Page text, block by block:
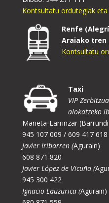
Kontsultatu ordutegiak eta
Renfe
Araiako
Kontsultatu
Taxi
VIP
alokatzeko
Marieta-Larrinzar
945 107 009 / 609 417 618
Javier Iribarren (Agurain)
608 871 820
Javier López de Vicuña (
945 300 422
Ignacio Lauzurica (Agurain)